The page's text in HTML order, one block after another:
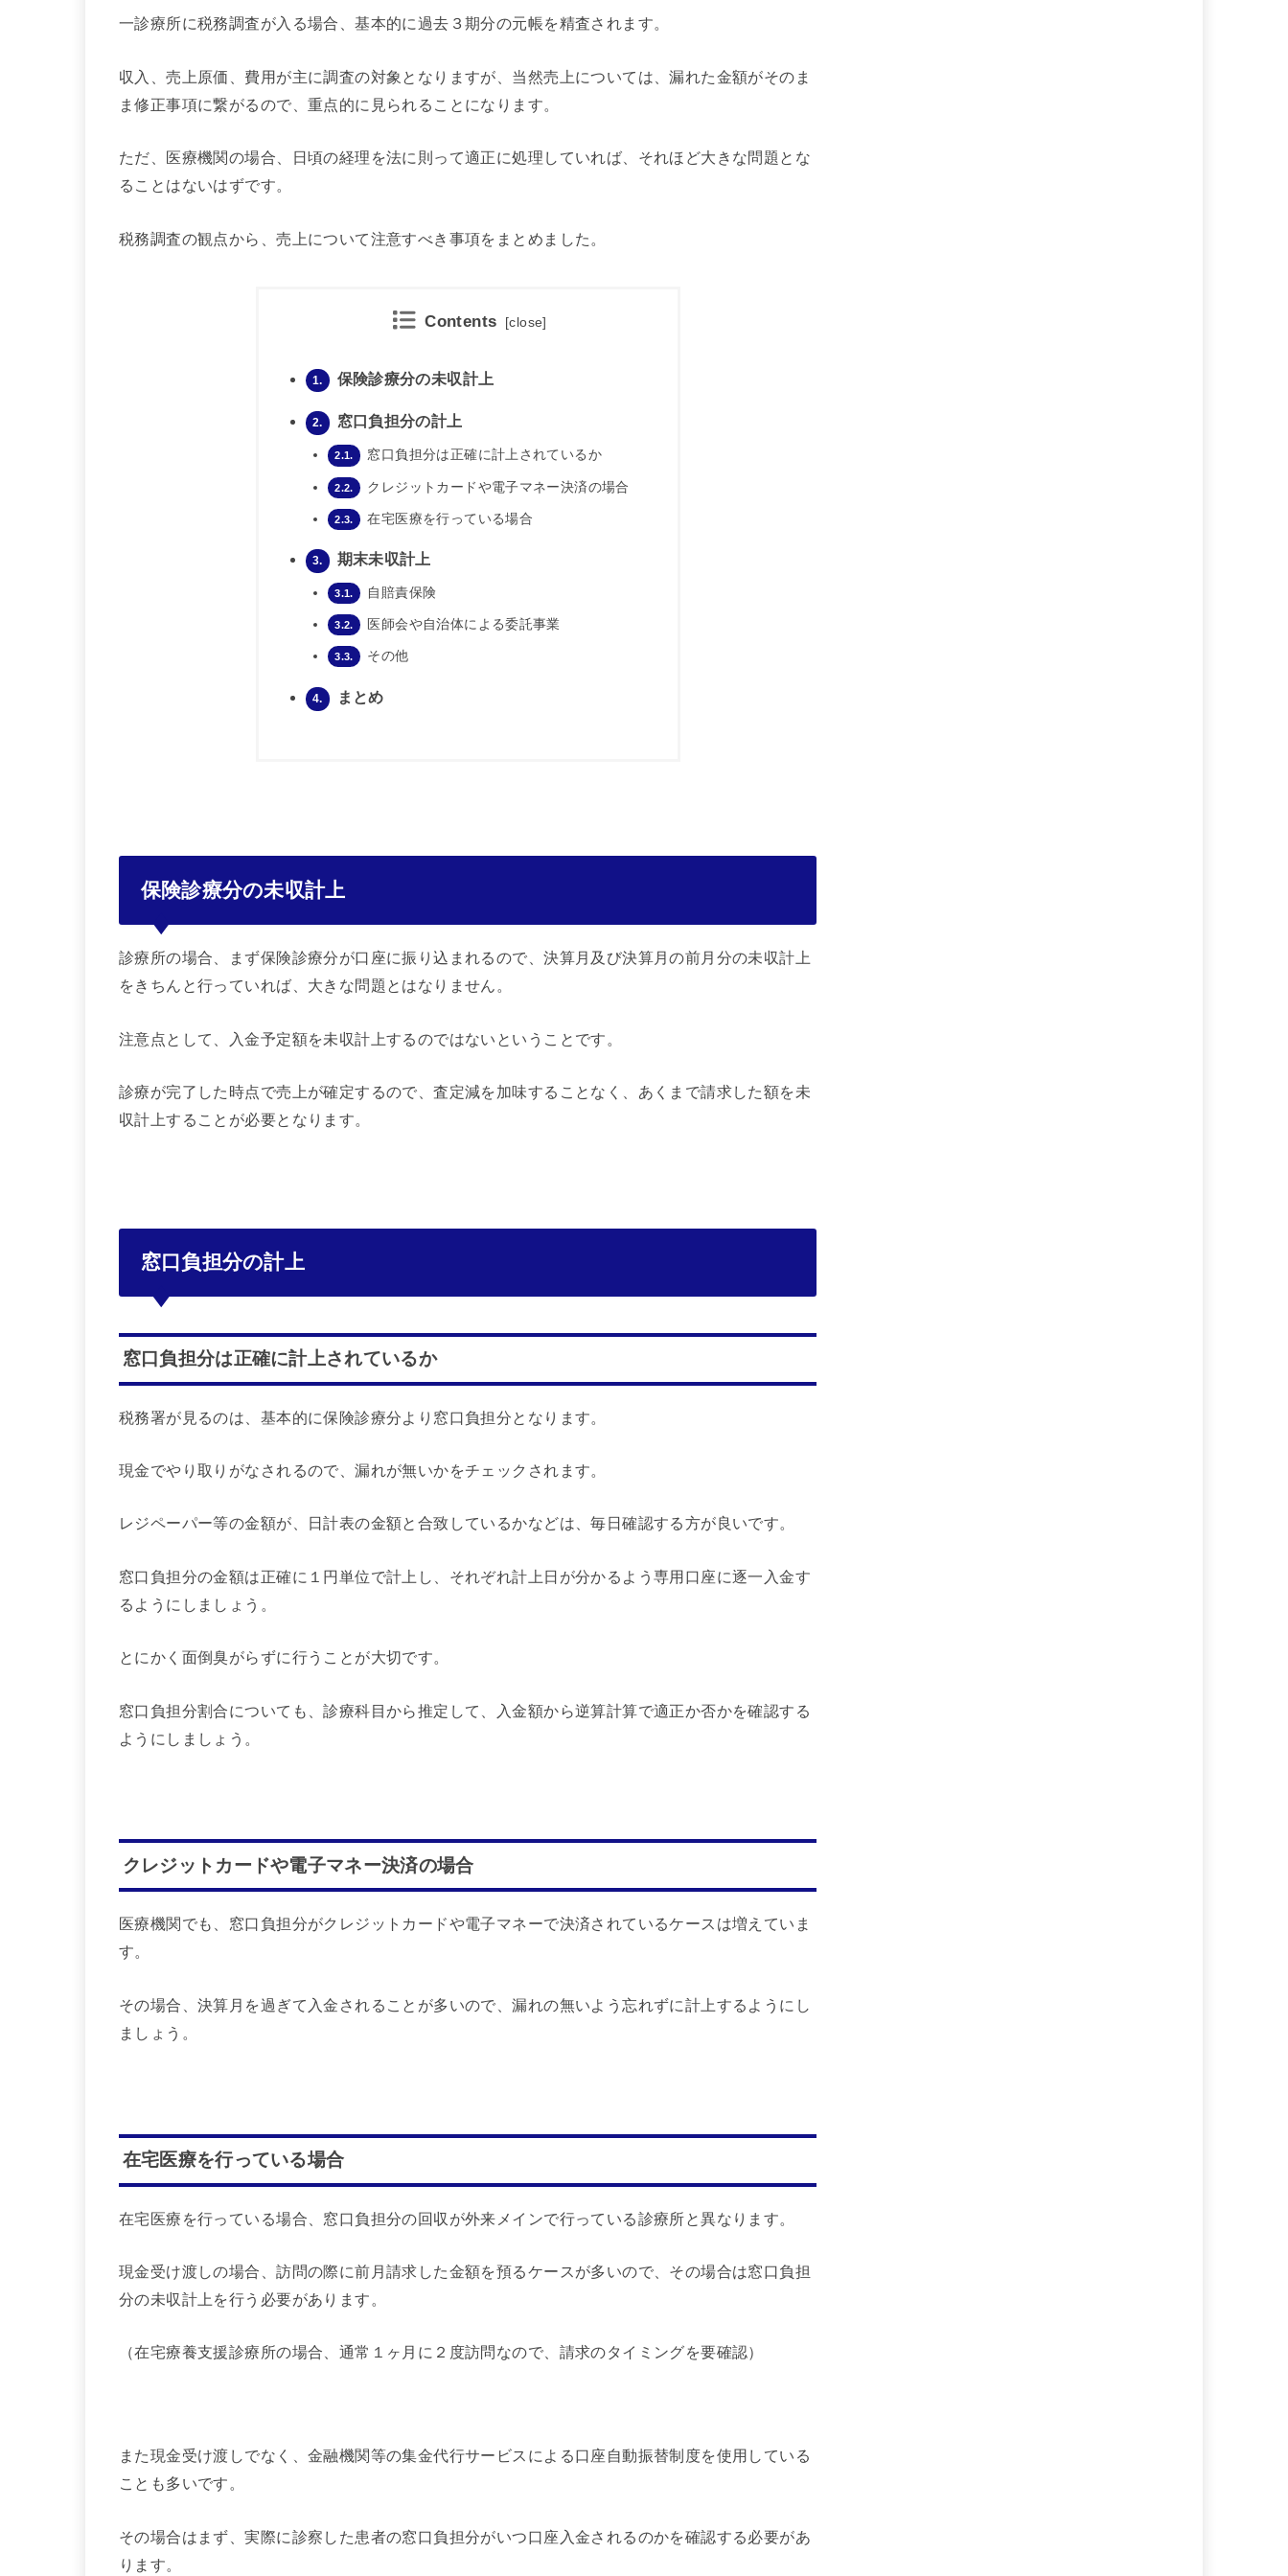
一診療所に税務調査が入る場合、基本的に過去３期分の元帳を精査されます。
収入、売上原価、費用が主に調査の対象となりますが、当然売上については、漏れた金額がそのま
ま修正事項に繋がるので、重点的に見られることになります。
ただ、医療機関の場合、日頃の経理を法に則って適正に処理していれば、それほど大きな問題とな
ることはないはずです。
税務調査の観点から、売上について注意すべき事項をまとめました。
Contents [close]
1. 保険診療分の未収計上
2. 窓口負担分の計上
2.1. 窓口負担分は正確に計上されているか
2.2. クレジットカードや電子マネー決済の場合
2.3. 在宅医療を行っている場合
3. 期末未収計上
3.1. 自賠責保険
3.2. 医師会や自治体による委託事業
3.3. その他
4. まとめ
保険診療分の未収計上
診療所の場合、まず保険診療分が口座に振り込まれるので、決算月及び決算月の前月分の未収計上
をきちんと行っていれば、大きな問題とはなりません。
注意点として、入金予定額を未収計上するのではないということです。
診療が完了した時点で売上が確定するので、査定減を加味することなく、あくまで請求した額を未
収計上することが必要となります。
窓口負担分の計上
窓口負担分は正確に計上されているか
税務署が見るのは、基本的に保険診療分より窓口負担分となります。
現金でやり取りがなされるので、漏れが無いかをチェックされます。
レジペーパー等の金額が、日計表の金額と合致しているかなどは、毎日確認する方が良いです。
窓口負担分の金額は正確に１円単位で計上し、それぞれ計上日が分かるよう専用口座に逐一入金す
るようにしましょう。
とにかく面倒臭がらずに行うことが大切です。
窓口負担分割合についても、診療科目から推定して、入金額から逆算計算で適正か否かを確認する
ようにしましょう。
クレジットカードや電子マネー決済の場合
医療機関でも、窓口負担分がクレジットカードや電子マネーで決済されているケースは増えていま
す。
その場合、決算月を過ぎて入金されることが多いので、漏れの無いよう忘れずに計上するようにし
ましょう。
在宅医療を行っている場合
在宅医療を行っている場合、窓口負担分の回収が外来メインで行っている診療所と異なります。
現金受け渡しの場合、訪問の際に前月請求した金額を預るケースが多いので、その場合は窓口負担
分の未収計上を行う必要があります。
（在宅療養支援診療所の場合、通常１ヶ月に２度訪問なので、請求のタイミングを要確認）
また現金受け渡しでなく、金融機関等の集金代行サービスによる口座自動振替制度を使用している
ことも多いです。
その場合はまず、実際に診察した患者の窓口負担分がいつ口座入金されるのかを確認する必要があ
ります。